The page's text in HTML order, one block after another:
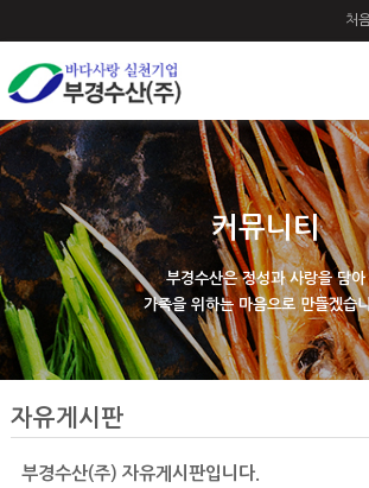
처
커뮤니티
부경수산은 정성과 사랑을 담아
가족을 위하는 마음으로 만들겠습
자유게시판
부경수산(주) 자유게시판입니다.